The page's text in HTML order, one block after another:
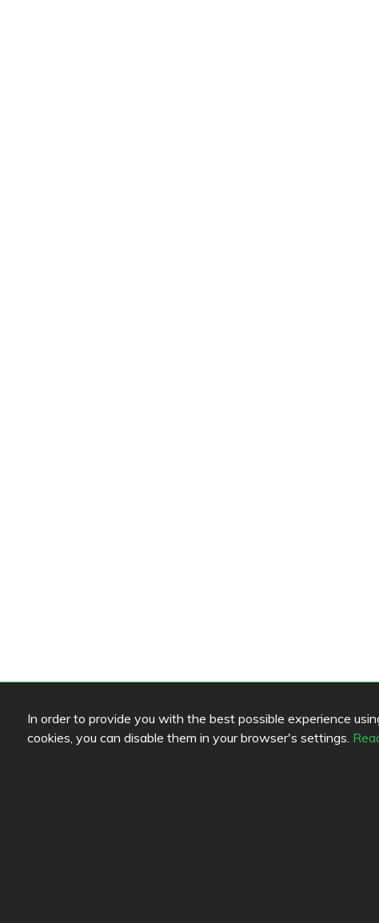
In order to provide you with the best possible experience
cookies, you can disable them in your browser's settings.